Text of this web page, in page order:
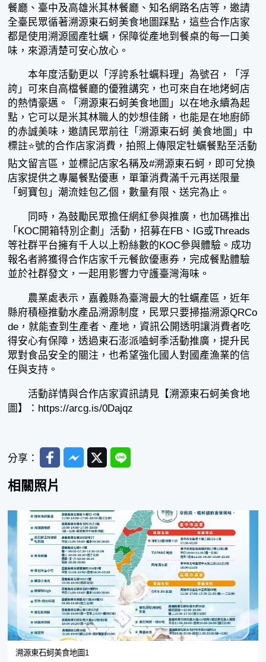
餐廳、臺中及高雄米其林餐廳、知名網路名店等，邀請
全臺民眾循著溯源東石蚵美食地圖踩點，這些合作店家
都是使用溯源國產牡蠣，保障從產地到餐桌的每一口美
味，來源清楚可安心放心。
本年度活動更以「浮誇系牡蠣料理」為號召，「浮
誇」可來自高檔餐廳的優雅講究，也可來自在地烤蚵店
的熱情豪邁。「溯源東石蚵美食地圖」以在地永續為起
點，它可以是米其林職人的妙想佳餚，也能是在地廚師
的赤誠美味，邀請民眾前往「溯源東石蚵 美食地圖」中
標註⭐號的合作店家消費，拍照上傳限定牡蠣餐點至活動
貼文留言區，並標記店家名稱及#溯源東石蚵，即可兌換
店家提供之專屬餐點優惠，單筆消費滿千元再送限量
「蚵寶包」潮流娃包乙個，數量有限、送完為止。
同時，為鼓勵民眾擔任網紅參與推廣，也加碼推出
「KOC開箱特別企劃」活動，招募在FB、IG或Threads
等社群平台擁有千人以上粉絲數的KOC參與體驗。成功
報名者將獲得合作店家千元餐飲優惠券，完成餐點體驗
並於社群發文，一起用影響力守護臺灣海味。
農業處表示，嘉義縣為臺灣最大的牡蠣產區，近年
縣府積極推動水產品溯源制度，民眾只要掃描溯源QRCo
de，就能查到生產者、產地，資訊公開透明讓消費者吃
得安心有保障，透過東石澎派嗑蚵季活動推廣，提升民
眾對食品安全的關注，也希望強化國人對國產漁業的信
任與支持。
活動詳情與合作店家資訊請見【溯源東石蚵美食地
圖】：https://arcg.is/0Dajqz
分享： FacebookMessenger
TwitterLine
相關照片
溯源東石蚵美食地圖1